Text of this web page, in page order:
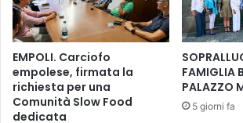
T
I
D
E
L
L
A
EMPOLI. Carciofo
empolese, firmata la
richiesta per una
Comunità Slow Food
dedicata
FAMIGLIA
PALAZZO
5 giorni fa